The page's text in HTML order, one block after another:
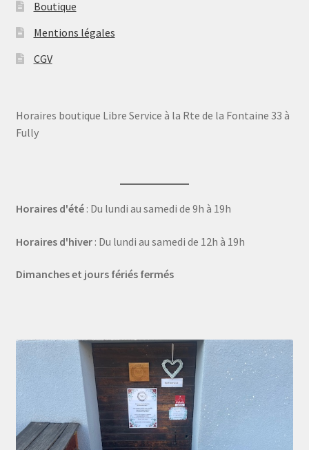
Boutique
Mentions légales
CGV
Horaires boutique Libre Service à la Rte de la Fontaine 33 à
Fully
Horaires d'été: Du lundi au samedi de 9h à 19h
Horaires d'hiver: Du lundi au samedi de 12h à 19h
Dimanches et jours fériés fermés